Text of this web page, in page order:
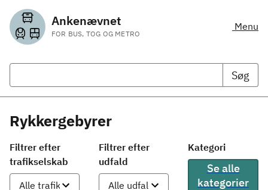
Ankenævnet
FOR BUS, TOG OG METRO
Menu
Søg
Rykkergebyrer
Filtrer efter
trafikselskab
Filtrer efter
udfald
Kategori
Se alle
kategorier